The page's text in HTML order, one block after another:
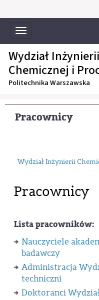
Toggle
navigation
Wydział Inżynierii
Chemicznej i
Politechnika Warszawska
Pracownicy
Wydział Inżynierii
Pracownicy
Lista pracowników:
Nauczyciele
badawczy
Administracja
techniczni
Doktoranci